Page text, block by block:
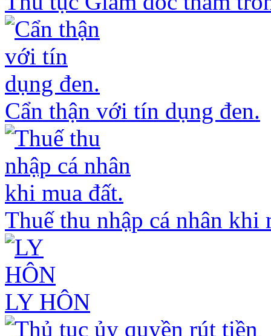
Cẩn thận với tín dụng đen.
Thuế thu nhập cá nhân khi
LY HÔN